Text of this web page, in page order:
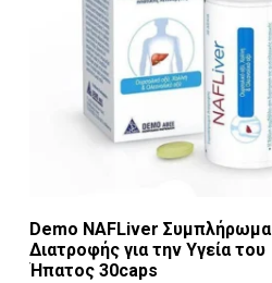
Demo NAFLiver Συμπλήρωμα
Διατροφής για την Υγεία του
Ήπατος 30caps